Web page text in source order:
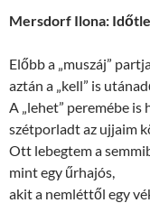
Mersdorf Ilona:
Előbb a „muszáj”
aztán a „kell” is
A „lehet” peremébe is
szétporladt az ujjaim
Ott lebegtem a
mint egy űrhajós,
akit a nemléttől egy